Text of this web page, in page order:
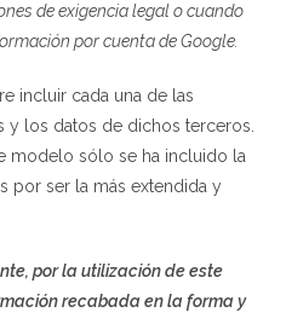
de exigencia legal o cuando
por cuenta de Google.
incluir cada una de las
y los datos de dichos terceros.
modelo sólo se ha incluido la
por ser la más extendida y
por la utilización de este
recabada en la forma y